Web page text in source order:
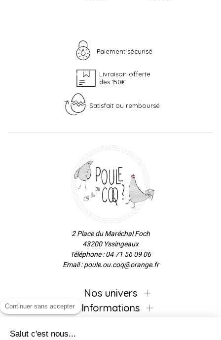
Paiement sécurisé
Livraison offerte
dès 150€
Satisfait ou remboursé
2 Place du Maréchal Foch
43200 Yssingeaux
Téléphone : 04 71 56 09 06
Email : poule.ou.coq@orange.fr
Nos univers
Informations
Continuer sans accepter
Salut c'est nous...